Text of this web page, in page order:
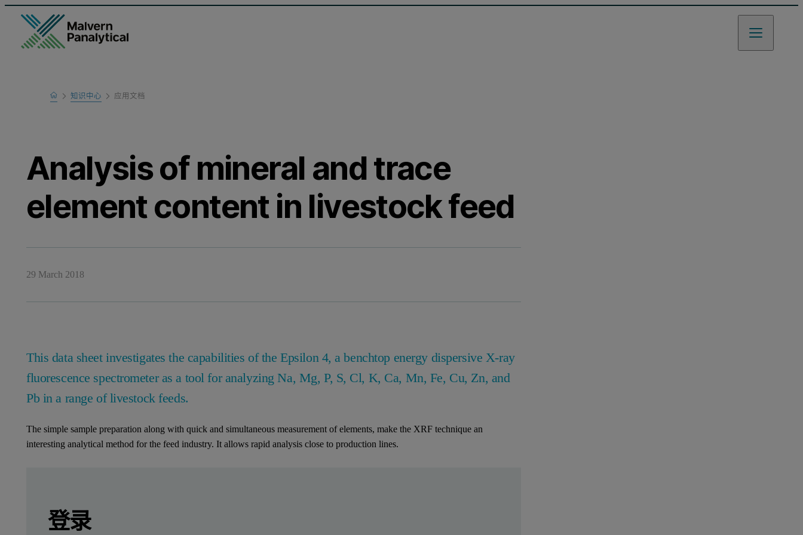
Home
Learn
知识中心 应用文档
Analysis of mineral and trace
element content in livestock feed
29 March 2018
This data sheet investigates the capabilities of the Epsilon 4, a benchtop energy dispersive X-ray
fluorescence spectrometer as a tool for analyzing Na, Mg, P, S, Cl, K, Ca, Mn, Fe, Cu, Zn, and
Pb in a range of livestock feeds.
The simple sample preparation along with quick and simultaneous measurement of elements, make the XRF technique an
interesting analytical method for the feed industry. It allows rapid analysis close to production lines.
登录